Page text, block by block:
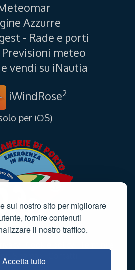
sul nostro sito per migliorare
fornire contenuti
il nostro traffico.
Accetta tutto
Azzurre
- Rade e porti
meteo
vendi su iNautia
iWindRose2
per iOS)